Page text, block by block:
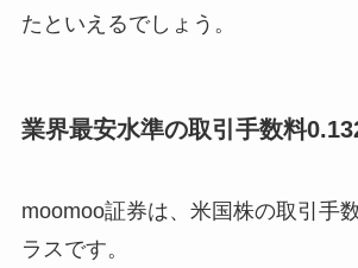
たといえるでしょう。
業界最安水準の取引手数料
moomoo証券は、米国株の取引手
ラスです。